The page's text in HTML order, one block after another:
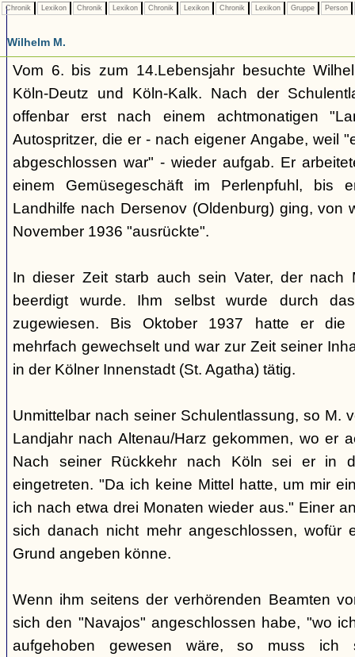
Chronik Lexikon Chronik Lexikon Chronik Lexikon Chronik Lexikon Gruppe Person
Wilhelm M.
Vom 6. bis zum 14.Lebensjahr besuchte
Köln-Deutz und Köln-Kalk. Nach der
offenbar erst nach einem achtmonatigen
Autospritzer, die er - nach eigener Angabe, weil
abgeschlossen war" - wieder aufgab. Er
einem Gemüsegeschäft im Perlenpfuhl, bis
Landhilfe nach Dersenov (Oldenburg) ging, von
November 1936 "ausrückte".
In dieser Zeit starb auch sein Vater, der nach
beerdigt wurde. Ihm selbst wurde durch
zugewiesen. Bis Oktober 1937 hatte er die
mehrfach gewechselt und war zur Zeit seiner
in der Kölner Innenstadt (St. Agatha) tätig.
Unmittelbar nach seiner Schulentlassung, so M.
Landjahr nach Altenau/Harz gekommen, wo er
Nach seiner Rückkehr nach Köln sei er in
eingetreten. "Da ich keine Mittel hatte, um mir
ich nach etwa drei Monaten wieder aus." Einer
sich danach nicht mehr angeschlossen, wofür
Grund angeben könne.
Wenn ihm seitens der verhörenden Beamten
sich den "Navajos" angeschlossen habe, "wo
aufgehoben gewesen wäre, so muss ich